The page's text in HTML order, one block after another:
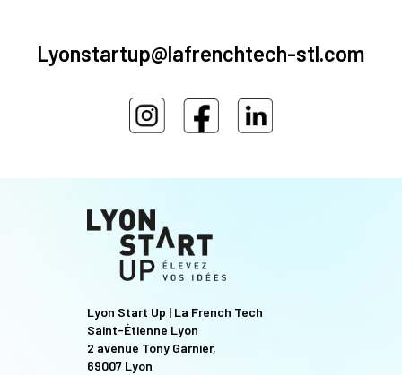
Lyonstartup@lafrenchtech-stl.com
Lyon Start Up | La French Tech
Saint-Étienne Lyon
2 avenue Tony Garnier,
69007 Lyon